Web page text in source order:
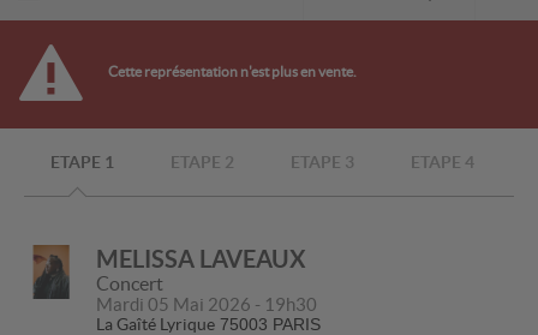
Retour
l'accueil
Retour
Cette représentation n'est plus en vente.
ETAPE 1 ETAPE 2 ETAPE 3 ETAPE 4
MELISSA LAVEAUX
Concert
Mardi 05 Mai 2026 - 19h30
La Gaîté Lyrique 75003 PARIS